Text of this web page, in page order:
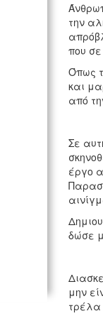
την
που
Όπως
και
από
Σε
έργο
δώσε
μην
τρέλα